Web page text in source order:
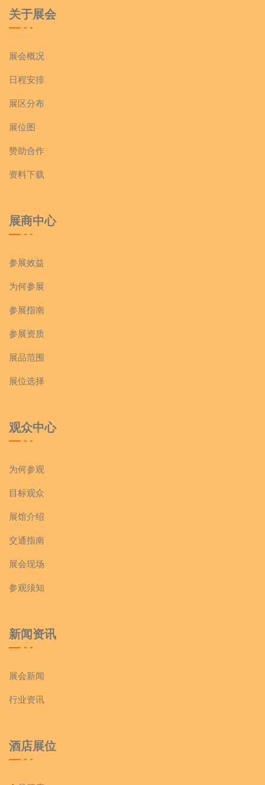
关于展会
展会概况
日程安排
展区分布
展位图
赞助合作
资料下载
展商中心
参展效益
为何参展
参展指南
参展资质
展品范围
展位选择
观众中心
为何参观
目标观众
展馆介绍
交通指南
展会现场
参观须知
新闻资讯
展会新闻
行业资讯
酒店展位